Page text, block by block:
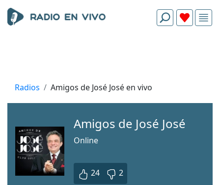
Radios Amigos de José José en vivo
Amigos de José José
Online
24 2